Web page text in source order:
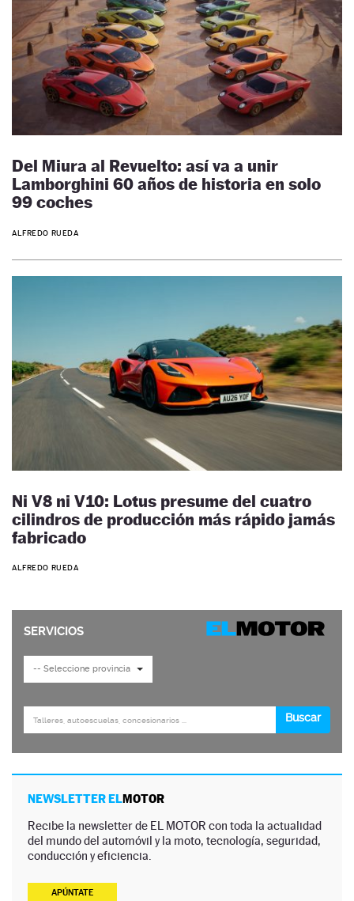
Del Miura al Revuelto: así va a unir
Lamborghini 60 años de historia en solo
99 coches
ALFREDO RUEDA
Ni V8 ni V10: Lotus presume del cuatro
cilindros de producción más rápido jamás
fabricado
ALFREDO RUEDA
NEWSLETTER ELMOTOR
Recibe la newsletter de EL MOTOR con toda la actualidad
del mundo del automóvil y la moto, tecnología, seguridad,
conducción y eficiencia.
APÚNTATE